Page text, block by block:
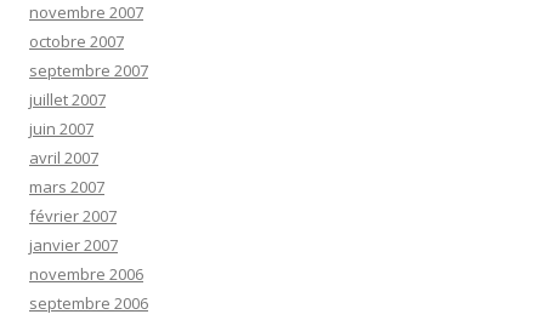
novembre 2007
octobre 2007
septembre 2007
juillet 2007
juin 2007
avril 2007
mars 2007
février 2007
janvier 2007
novembre 2006
septembre 2006